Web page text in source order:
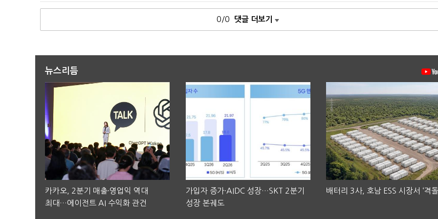
0/0 댓글 더보기
뉴스리듬
카카오, 2분기 매출·영업익 역대
최대…에이전트 AI 수익화 관건
가입자 증가·AIDC 성장…SKT 2분기
성장 본궤도
배터리 3사, 호남 ESS 시장서 ‘격돌